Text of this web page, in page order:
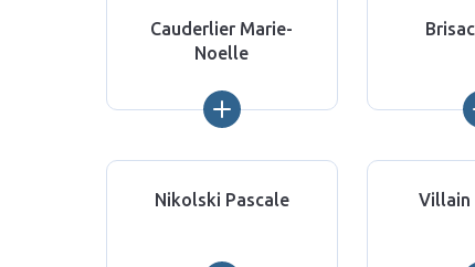
Cauderlier Marie-
Noelle
Nikolski Pascale Villain